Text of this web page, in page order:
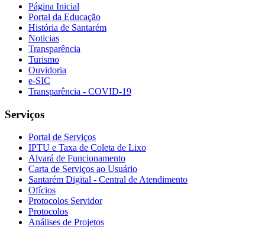
Página Inicial
Portal da Educação
História de Santarém
Noticias
Transparência
Turismo
Ouvidoria
e-SIC
Transparência - COVID-19
Serviços
Portal de Serviços
IPTU e Taxa de Coleta de Lixo
Alvará de Funcionamento
Carta de Serviços ao Usuário
Santarém Digital - Central de Atendimento
Ofícios
Protocolos Servidor
Protocolos
Análises de Projetos